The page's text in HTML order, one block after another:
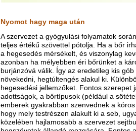
Nyomot hagy maga után
A szervezet a gyógyulási folyamatok
teljes értékű szövettel pótolja. Ha a bőr
a hegesedés mérsékelt, és viszonylag
azonban ha mélyebben éri bőrünket a
burjánzóvá válik. Így az eredetileg kis
növekedni, hegtúltengés alakul ki.
hegesedési jellemzőket. Fontos szerepet
adottságok, a bőrtípusok (például a
emberek gyakrabban szenvednek a
hogy mely testrészen alakult ki a seb,
közelében hajlamosabb a szervezet